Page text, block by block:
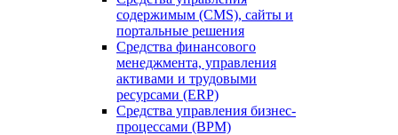
содержимым (CMS), сайты и
портальные решения
Средства финансового
менеджмента, управления
активами и трудовыми
ресурсами (ERP)
Средства управления бизнес-
процессами (BPM)